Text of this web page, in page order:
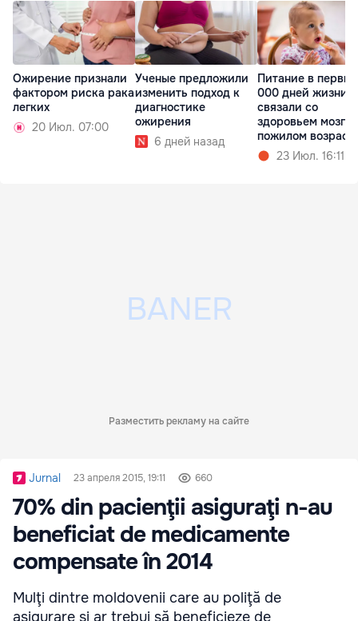
Ожирение признали
фактором риска рака
легких
20 Июл. 07:00
Ученые предложили
изменить подход к
диагностике
ожирения
6 дней назад
Питание в первые
000 дней жизни
связали со
здоровьем мозга
пожилом
23 Июл. 16:11
Разместить рекламу на сайте
Jurnal 23 апреля 2015, 19:11 660
70% din pacienţii asiguraţi n-au
beneficiat de medicamente
compensate în 2014
Mulţi dintre moldovenii care au poliţă de
asigurare şi ar trebui să beneficieze de